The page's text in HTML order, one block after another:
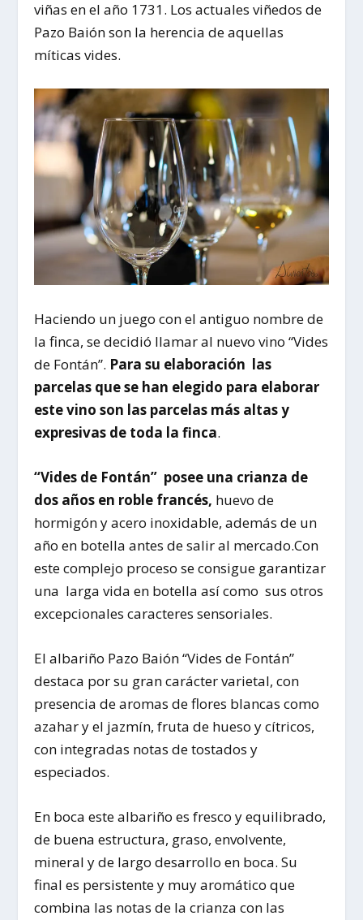
viñas en el año 1731. Los actuales viñedos de
Pazo Baión son la herencia de aquellas
míticas vides.
Haciendo un juego con el antiguo nombre de
la finca, se decidió llamar al nuevo vino “Vides
de Fontán”. Para su elaboración las
parcelas que se han elegido para elaborar
este vino son las parcelas más altas y
expresivas de toda la finca.
“Vides de Fontán” posee una crianza de
dos años en roble francés, huevo de
hormigón y acero inoxidable, además de un
año en botella antes de salir al mercado.Con
este complejo proceso se consigue garantizar
una larga vida en botella así como sus otros
excepcionales caracteres sensoriales.
El albariño Pazo Baión “Vides de Fontán”
destaca por su gran carácter varietal, con
presencia de aromas de flores blancas como
azahar y el jazmín, fruta de hueso y cítricos,
con integradas notas de tostados y
especiados.
En boca este albariño es fresco y equilibrado,
de buena estructura, graso, envolvente,
mineral y de largo desarrollo en boca. Su
final es persistente y muy aromático que
combina las notas de la crianza con las